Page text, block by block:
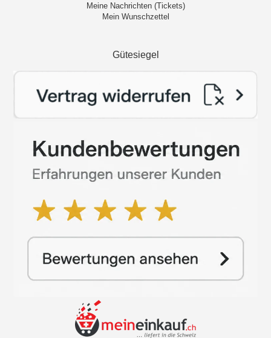
Meine Nachrichten (Tickets)
Mein Wunschzettel
Gütesiegel